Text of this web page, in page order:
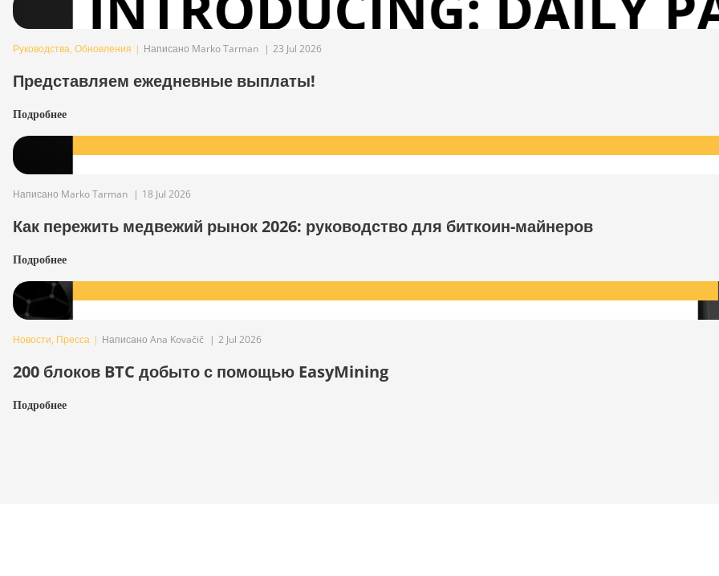
Руководства, Обновления | Написано Marko Tarman | 23 Jul 2026
Представляем ежедневные выплаты!
Подробнее
Написано Marko Tarman | 18 Jul 2026
Как пережить медвежий рынок 2026: руководство для биткоин-майнеров
Подробнее
Новости, Пресса | Написано Ana Kovačič | 2 Jul 2026
200 блоков BTC добыто с помощью EasyMining
Подробнее